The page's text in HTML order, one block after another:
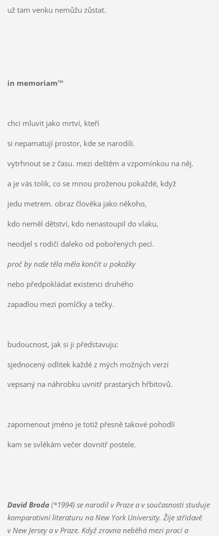
už tam venku nemůžu zůstat.
in memoriam™
chci mluvit jako mrtví, kteří
si nepamatují prostor, kde se narodili.
vytrhnout se z času. mezi deštěm a vzpomínkou na něj.
a je vás tolik, co se mnou proženou pokaždé, když
jedu metrem. obraz člověka jako někoho,
kdo neměl dětství, kdo nenastoupil do vlaku,
neodjel s rodiči daleko od pobořených pecí.
proč by naše těla měla končit u pokožky
nebo předpokládat existenci druhého
zapadlou mezi pomlčky a tečky.
budoucnost, jak si ji představuju:
sjednocený odlitek každé z mých možných verzí
vepsaný na náhrobku uvnitř prastarých hřbitovů.
zapomenout jméno je totiž přesně takové pohodlí
kam se svlékám večer dovnitř postele.
David Broda(*1994) se narodil v Praze a v současnosti studuje
komparativní literaturu na New York University. Žije střídavě
v New Jersey a v Praze. Když zrovna neběhá mezi prací a